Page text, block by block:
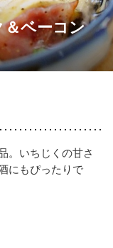
ベーコン
。いちじくの甘さ
にもぴったりで